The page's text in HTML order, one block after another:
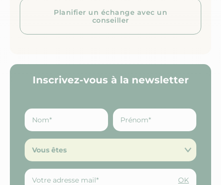
Planifier un échange avec un
conseiller
Inscrivez-vous à la newsletter
Vous êtes
OK